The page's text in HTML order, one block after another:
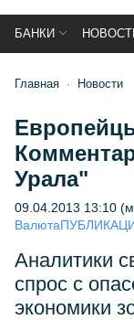
БАНКИ
Главная Новости
Урала"
09.04.2013 13:10
Валюта
Аналитики
спрос с
экономики